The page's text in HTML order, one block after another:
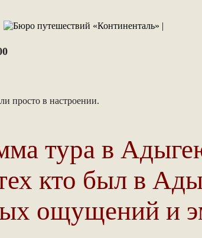
просто в настроении.
тура в
кто был в
ощущений и